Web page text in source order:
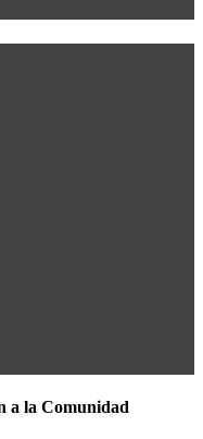
a la Comunidad